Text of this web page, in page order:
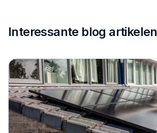
Interessante blog artikelen